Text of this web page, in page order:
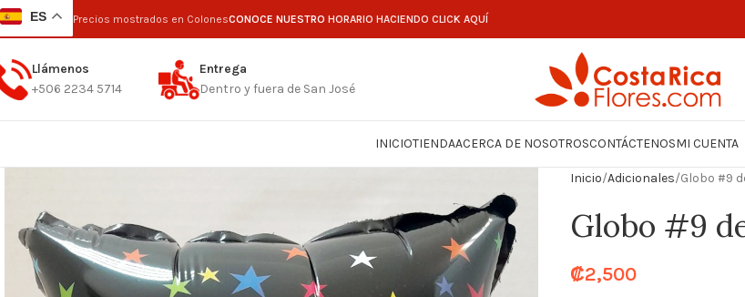
ES Precios mostrados en ColonesCONOCE NUESTRO HORARIO HACIENDO CLICK AQUÍ
Llámenos
+506 2234 5714
Entrega
Dentro y fuera de San José
INICIOTIENDAACERCA DE NOSOTROSCONTÁCTENOSMI CUENTA
Inicio Adicionales Globo #9
Globo #9
₡2,500